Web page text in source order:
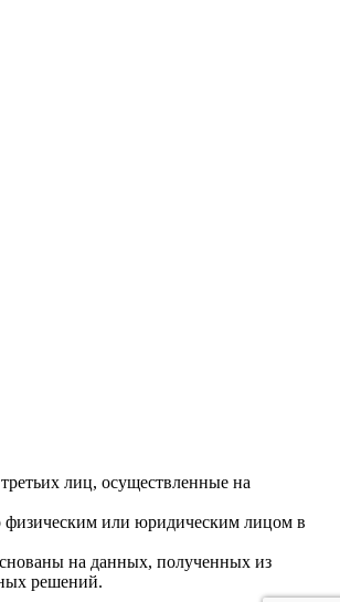
лиц, осуществленные на
физическим или юридическим лицом в
на данных, полученных из
решений.